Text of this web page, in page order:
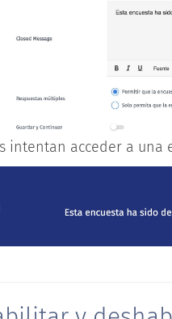
intentan acceder a una